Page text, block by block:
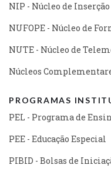
NIP - Núcleo de
NUFOPE - Núcleo de
NUTE - Núcleo de
Núcleos
PROGRAMAS
PEL - Programa de
PEE - Educação Especial
PIBID - Bolsas de